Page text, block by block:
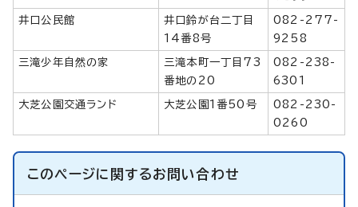
井口公民館
井口鈴が台二丁目
14番8号
082-277-
9258
三滝少年自然の家
三滝本町一丁目73
番地の20
082-238-
6301
大芝公園交通ランド 大芝公園1番50号
082-230-
0260
このページに関するお問い合わせ